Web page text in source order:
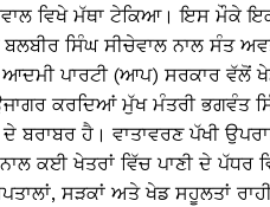
ਵਿਖੇ ਮੱਥਾ ਟੇਕਿਆ। ਇਸ ਮੌਕੇ
ਸਿੰਘ ਸੀਚੇਵਾਲ ਨਾਲ ਸੰਤ
ਪਾਰਟੀ (ਆਪ) ਸਰਕਾਰ ਵੱਲੋਂ
ਕਰਦਿਆਂ ਮੁੱਖ ਮੰਤਰੀ ਭਗਵੰਤ
ਬਰਾਬਰ ਹੈ। ਵਾਤਾਵਰਣ ਪੱਖੀ
ਕਈ ਖੇਤਰਾਂ ਵਿੱਚ ਪਾਣੀ ਦੇ ਪੱਧਰ
ਸੜਕਾਂ ਅਤੇ ਖੇਡ ਸਹੂਲਤਾਂ